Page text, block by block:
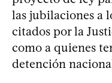
las jubilaciones a
citados por la
como a quienes
detención